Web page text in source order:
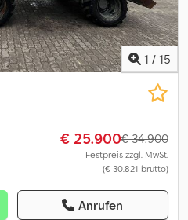
1 / 15
€ 25.900€ 34.900
Festpreis zzgl. MwSt.
(€ 30.821 brutto)
Anrufen